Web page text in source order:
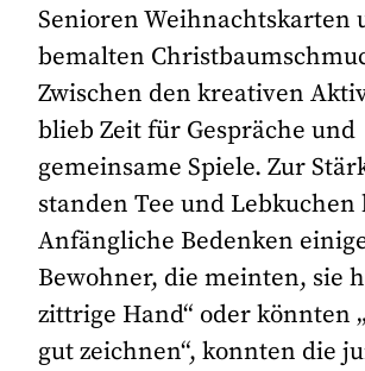
Senioren Weihnachtskarten
bemalten
Zwischen den kreativen
blieb Zeit für Gespräche und
gemeinsame Spiele. Zur
standen Tee und Lebkuchen
Anfängliche Bedenken
Bewohner, die meinten, sie
zittrige Hand“ oder könnten
gut zeichnen“, konnten die